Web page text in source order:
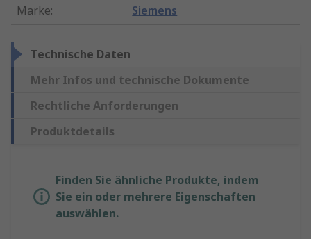
Marke: Siemens
Technische Daten
Mehr Infos und technische Dokumente
Rechtliche Anforderungen
Produktdetails
Finden Sie ähnliche Produkte, indem
Sie ein oder mehrere Eigenschaften
auswählen.